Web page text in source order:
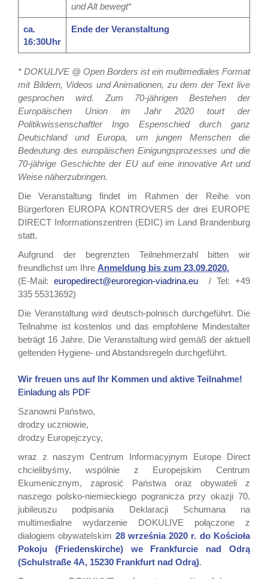
und Alt bewegt“
ca.
16:30Uhr
Ende der Veranstaltung
* DOKULIVE @ Open Borders ist ein multimediales Format
mit Bildern, Videos und Animationen, zu dem der Text live
gesprochen wird. Zum 70-jährigen Bestehen der
Europäischen Union im Jahr 2020 tourt der
Politikwissenschaftler Ingo Espenschied durch ganz
Deutschland und Europa, um jungen Menschen die
Bedeutung des europäischen Einigungsprozesses und die
70-jährige Geschichte der EU auf eine innovative Art und
Weise näherzubringen.
Die Veranstaltung findet im Rahmen der Reihe von
Bürgerforen EUROPA KONTROVERS der drei EUROPE
DIRECT Informationszentren (EDIC) im Land Brandenburg
statt.
Aufgrund der begrenzten Teilnehmerzahl bitten wir
freundlichst um Ihre Anmeldung bis zum 23.09.2020.
(E-Mail: europedirect@euroregion-viadrina.eu / Tel: +49
335 55313692)
Die Veranstaltung wird deutsch-polnisch durchgeführt. Die
Teilnahme ist kostenlos und das empfohlene Mindestalter
beträgt 16 Jahre. Die Veranstaltung wird gemäß der aktuell
geltenden Hygiene- und Abstandsregeln durchgeführt.
Wir freuen uns auf Ihr Kommen und aktive Teilnahme!
Einladung als PDF
Szanowni Państwo,
drodzy uczniowie,
drodzy Europejczycy,
wraz z naszym Centrum Informacyjnym Europe Direct
chcielibyśmy, wspólnie z Europejskim Centrum
Ekumenicznym, zaprosić Państwa oraz obywateli z
naszego polsko-niemieckiego pogranicza przy okazji 70.
jubileuszu podpisania Deklaracji Schumana na
multimedialne wydarzenie DOKULIVE połączone z
dialogiem obywatelskim 28 września 2020 r. do Kościoła
Pokoju (Friedenskirche) we Frankfurcie nad Odrą
(Schulstraße 4A, 15230 Frankfurt nad Odrą).